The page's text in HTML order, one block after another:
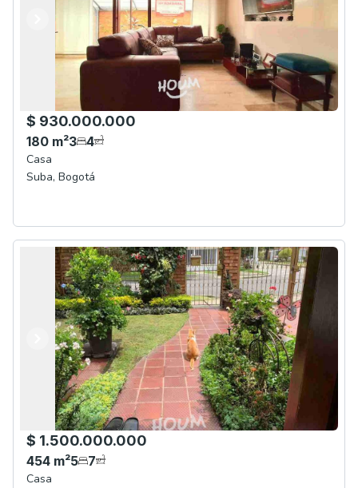
Anterior
Siguiente
$ 930.000.000
180 m²3 4
Casa
Suba, Bogotá
Anterior
Siguiente
$ 1.500.000.000
454 m²5 7
Casa